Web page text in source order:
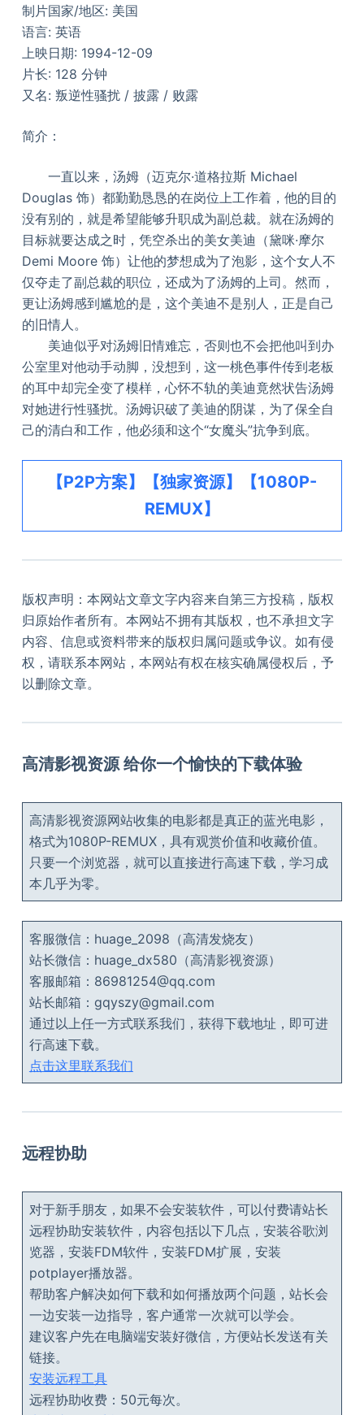
制片国家/地区: 美国
语言: 英语
上映日期: 1994-12-09
片长: 128 分钟
又名: 叛逆性骚扰 / 披露 / 败露
简介：
一直以来，汤姆（迈克尔·道格拉斯 Michael
Douglas 饰）都勤勤恳恳的在岗位上工作着，他的目的
没有别的，就是希望能够升职成为副总裁。就在汤姆的
目标就要达成之时，凭空杀出的美女美迪（黛咪·摩尔
Demi Moore 饰）让他的梦想成为了泡影，这个女人不
仅夺走了副总裁的职位，还成为了汤姆的上司。然而，
更让汤姆感到尴尬的是，这个美迪不是别人，正是自己
的旧情人。
美迪似乎对汤姆旧情难忘，否则也不会把他叫到办
公室里对他动手动脚，没想到，这一桃色事件传到老板
的耳中却完全变了模样，心怀不轨的美迪竟然状告汤姆
对她进行性骚扰。汤姆识破了美迪的阴谋，为了保全自
己的清白和工作，他必须和这个“女魔头”抗争到底。
【P2P方案】【独家资源】【1080P-
REMUX】
版权声明：本网站文章文字内容来自第三方投稿，版权
归原始作者所有。本网站不拥有其版权，也不承担文字
内容、信息或资料带来的版权归属问题或争议。如有侵
权，请联系本网站，本网站有权在核实确属侵权后，予
以删除文章。
高清影视资源 给你一个愉快的下载体验
高清影视资源网站收集的电影都是真正的蓝光电影，
格式为1080P-REMUX，具有观赏价值和收藏价值。
只要一个浏览器，就可以直接进行高速下载，学习成
本几乎为零。
客服微信：huage_2098（高清发烧友）
站长微信：huage_dx580（高清影视资源）
客服邮箱：86981254@qq.com
站长邮箱：gqyszy@gmail.com
通过以上任一方式联系我们，获得下载地址，即可进
行高速下载。
点击这里联系我们
远程协助
对于新手朋友，如果不会安装软件，可以付费请站长
远程协助安装软件，内容包括以下几点，安装谷歌浏
览器，安装FDM软件，安装FDM扩展，安装
potplayer播放器。
帮助客户解决如何下载和如何播放两个问题，站长会
一边安装一边指导，客户通常一次就可以学会。
建议客户先在电脑端安装好微信，方便站长发送有关
链接。
安装远程工具
远程协助收费：50元每次。